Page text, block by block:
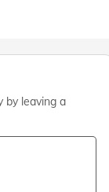
by leaving a